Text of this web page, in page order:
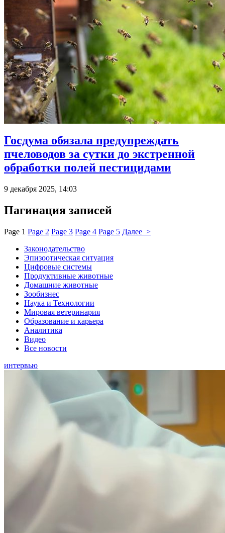
Госдума обязала предупреждать
пчеловодов за сутки до экстренной
обработки полей пестицидами
9 декабря 2025, 14:03
Пагинация записей
Page 1 Page 2 Page 3 Page 4 Page 5 Далее >
Законодательство
Эпизоотическая ситуация
Цифровые системы
Продуктивные животные
Домашние животные
Зообизнес
Наука и Технологии
Мировая ветеринария
Образование и карьера
Аналитика
Видео
Все новости
интервью